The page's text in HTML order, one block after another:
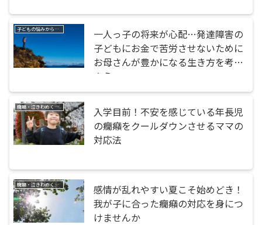
子どもの悩みから探す
一人っ子の将来が心配…発達障害の
子どもにお金で苦労させないために
お母さんが豊かになる生き方を考え
よう
癇癪・泣きわめく・暴れる
入学目前！不安を感じている年長児
の癇癪をクールダウンさせるママの
対応法
癇癪・泣きわめく・暴れる
感情が乱れやすい夏こそ始めどき！
我が子に合った癇癪の対応を身につ
けませんか